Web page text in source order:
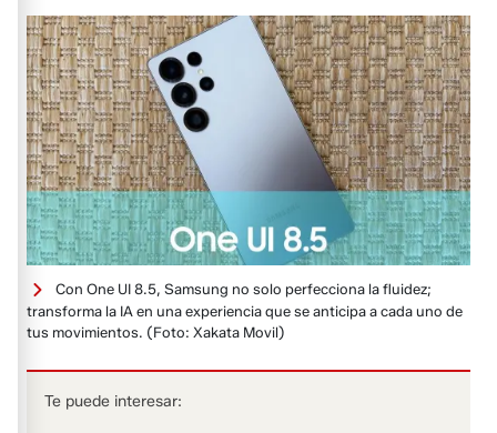
Con One UI 8.5, Samsung no solo perfecciona la fluidez;
transforma la IA en una experiencia que se anticipa a cada uno de
tus movimientos. (Foto: Xakata Movil)
Te puede interesar: